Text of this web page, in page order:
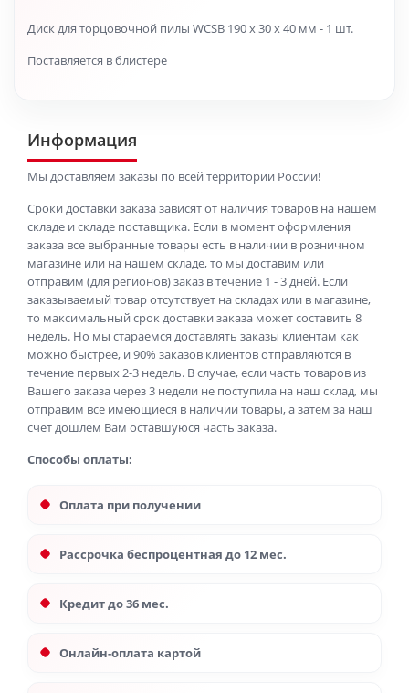
Диск для торцовочной пилы WCSB 190 x 30 x 40 мм - 1 шт.
Поставляется в блистере
Информация
Мы доставляем заказы по всей территории России!
Сроки доставки заказа зависят от наличия товаров на нашем
складе и складе поставщика. Если в момент оформления
заказа все выбранные товары есть в наличии в розничном
магазине или на нашем складе, то мы доставим или
отправим (для регионов) заказ в течение 1 - 3 дней. Если
заказываемый товар отсутствует на складах или в магазине,
то максимальный срок доставки заказа может составить 8
недель. Но мы стараемся доставлять заказы клиентам как
можно быстрее, и 90% заказов клиентов отправляются в
течение первых 2-3 недель. В случае, если часть товаров из
Вашего заказа через 3 недели не поступила на наш склад, мы
отправим все имеющиеся в наличии товары, а затем за наш
счет дошлем Вам оставшуюся часть заказа.
Способы оплаты:
Оплата при получении
Рассрочка беспроцентная до 12 мес.
Кредит до 36 мес.
Онлайн-оплата картой